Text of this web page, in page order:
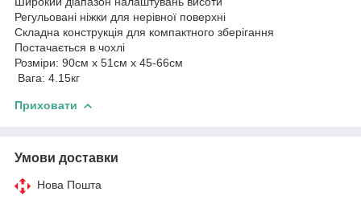
Регульовані ніжки для нерівної поверхні
Складна конструкція для компактного зберігання
Постачається в чохлі
Розміри: 90см x 51см x 45-66см
Вага: 4.15кг
Приховати
Умови доставки
Нова Пошта